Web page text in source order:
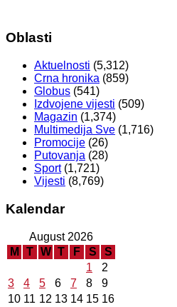
Oblasti
Aktuelnosti (5,312)
Crna hronika (859)
Globus (541)
Izdvojene vijesti (509)
Magazin (1,374)
Multimedija Sve (1,716)
Promocije (26)
Putovanja (28)
Sport(1,721)
Vijesti (8,769)
Kalendar
August 2026
M
T W T F S S
1
2
3
4 5 6 7 8
9
10 11 12 13 14 15 16